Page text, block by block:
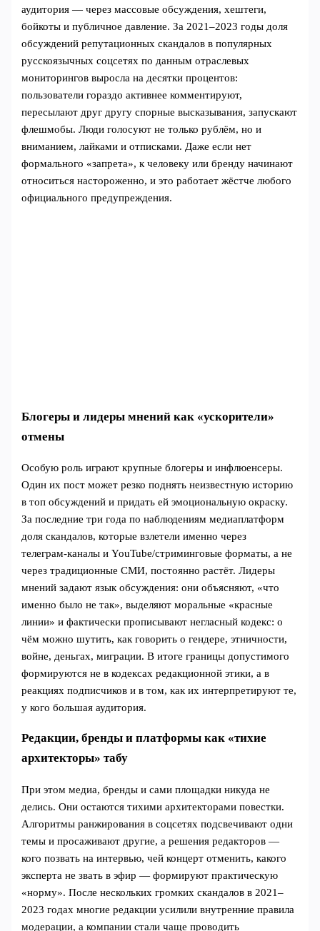
аудитория — через массовые обсуждения, хештеги,
бойкоты и публичное давление. За 2021–2023 годы доля
обсуждений репутационных скандалов в популярных
русскоязычных соцсетях по данным отраслевых
мониторингов выросла на десятки процентов:
пользователи гораздо активнее комментируют,
пересылают друг другу спорные высказывания, запускают
флешмобы. Люди голосуют не только рублём, но и
вниманием, лайками и отписками. Даже если нет
формального «запрета», к человеку или бренду начинают
относиться настороженно, и это работает жёстче любого
официального предупреждения.
Блогеры и лидеры мнений как «ускорители»
отмены
Особую роль играют крупные блогеры и инфлюенсеры.
Один их пост может резко поднять неизвестную историю
в топ обсуждений и придать ей эмоциональную окраску.
За последние три года по наблюдениям медиаплатформ
доля скандалов, которые взлетели именно через
телеграм‑каналы и YouTube/стриминговые форматы, а не
через традиционные СМИ, постоянно растёт. Лидеры
мнений задают язык обсуждения: они объясняют, «что
именно было не так», выделяют моральные «красные
линии» и фактически прописывают негласный кодекс: о
чём можно шутить, как говорить о гендере, этничности,
войне, деньгах, миграции. В итоге границы допустимого
формируются не в кодексах редакционной этики, а в
реакциях подписчиков и в том, как их интерпретируют те,
у кого большая аудитория.
Редакции, бренды и платформы как «тихие
архитекторы» табу
При этом медиа, бренды и сами площадки никуда не
делись. Они остаются тихими архитекторами повестки.
Алгоритмы ранжирования в соцсетях подсвечивают одни
темы и просаживают другие, а решения редакторов —
кого позвать на интервью, чей концерт отменить, какого
эксперта не звать в эфир — формируют практическую
«норму». После нескольких громких скандалов в 2021–
2023 годах многие редакции усилили внутренние правила
модерации, а компании стали чаще проводить